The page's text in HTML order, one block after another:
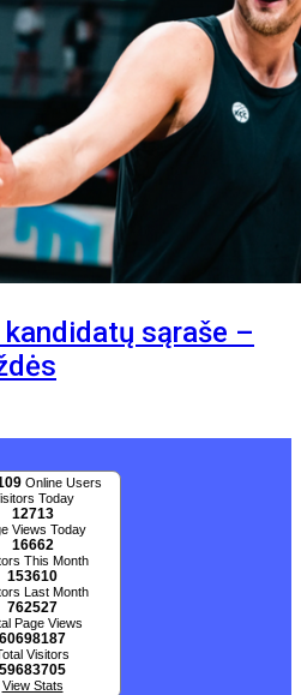
sąraše –
Online Users
Today
12713
Views Today
16662
This Month
153610
Last Month
762527
Page Views
60698187
Visitors
59683705
View Stats